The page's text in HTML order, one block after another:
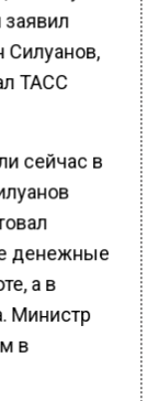
ТАСС
сейчас в
денежные
а в
Министр
в